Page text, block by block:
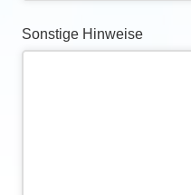
Sonstige Hinweise